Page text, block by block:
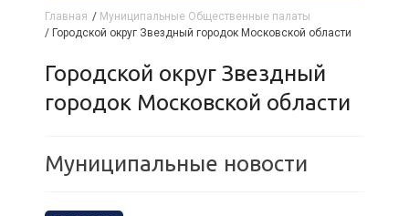
Главная / Муниципальные Общественные палаты
/ Городской округ Звездный городок Московской области
Городской округ Звездный
городок Московской области
Муниципальные новости